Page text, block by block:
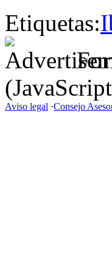
Etiquetas:
For
Aviso legal ·Consejo